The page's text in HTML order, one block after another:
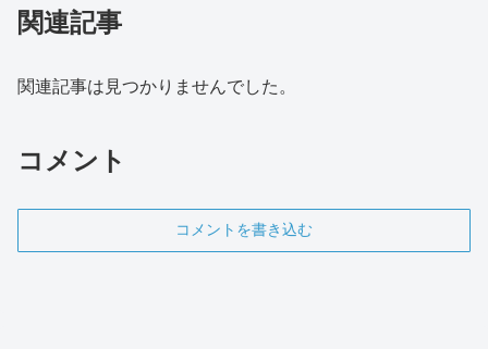
関連記事
関連記事は見つかりませんでした。
コメント
コメントを書き込む